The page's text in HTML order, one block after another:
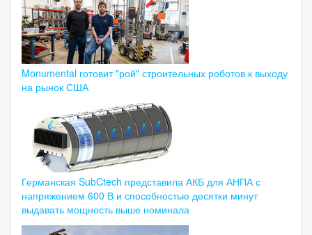
Monumental готовит "рой" строительных роботов к выходу
на рынок США
Германская SubCtech представила АКБ для АНПА с
напряжением 600 В и способностью десятки минут
выдавать мощность выше номинала